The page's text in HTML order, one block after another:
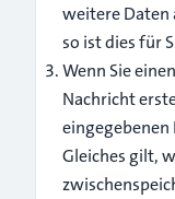
weitere
so ist dies für
Wenn Sie
Nachricht
Gleiches gilt,